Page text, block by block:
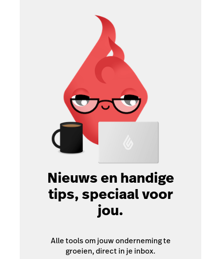
Nieuws en handige
tips, speciaal voor
jou.
Alle tools om jouw onderneming te
groeien, direct in je inbox.